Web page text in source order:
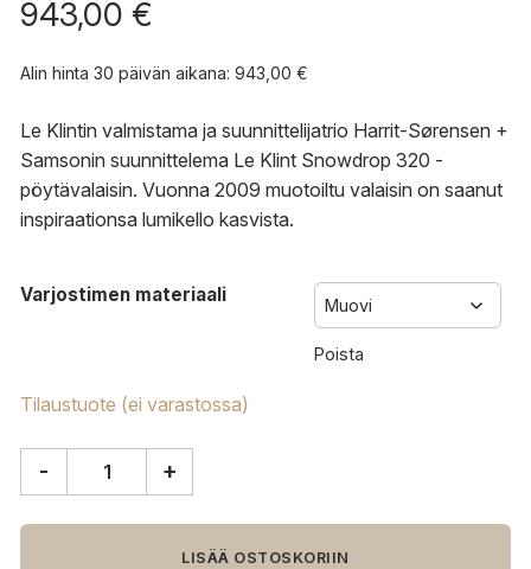
943,00 €
Alin hinta 30 päivän aikana: 943,00 €
Le Klintin valmistama ja suunnittelijatrio Harrit-Sørensen +
Samsonin suunnittelema Le Klint Snowdrop 320 -
pöytävalaisin. Vuonna 2009 muotoiltu valaisin on saanut
inspiraationsa lumikello kasvista.
Varjostimen materiaali
Poista
Tilaustuote (ei varastossa)
Snowdrop
- +
LISÄÄ OSTOSKORIIN